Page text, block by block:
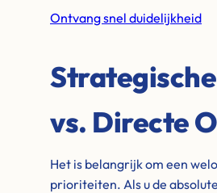
Ontvang snel duidelijkheid
vs. Directe
Het is belangrijk om een
prioriteiten. Als u de